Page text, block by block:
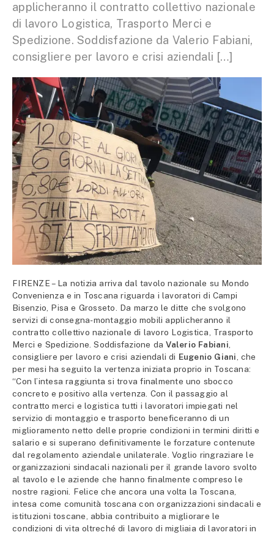
applicheranno il contratto collettivo nazionale
di lavoro Logistica, Trasporto Merci e
Spedizione. Soddisfazione da Valerio Fabiani,
consigliere per lavoro e crisi aziendali […]
FIRENZE – La notizia arriva dal tavolo nazionale su Mondo
Convenienza e in Toscana riguarda i lavoratori di Campi
Bisenzio, Pisa e Grosseto. Da marzo le ditte che svolgono
servizi di consegna-montaggio mobili applicheranno il
contratto collettivo nazionale di lavoro Logistica, Trasporto
Merci e Spedizione. Soddisfazione daValerio Fabiani
consigliere per lavoro e crisi aziendali di Eugenio Giani , che
per mesi ha seguito la vertenza iniziata proprio in Toscana:
“Con l’intesa raggiunta si trova finalmente uno sbocco
concreto e positivo alla vertenza. Con il passaggio al
contratto merci e logistica tutti i lavoratori impiegati nel
servizio di montaggio e trasporto beneficeranno di un
miglioramento netto delle proprie condizioni in termini diritti e
salario e si superano definitivamente le forzature contenute
dal regolamento aziendale unilaterale. Voglio ringraziare le
organizzazioni sindacali nazionali per il grande lavoro svolto
al tavolo e le aziende che hanno finalmente compreso le
nostre ragioni. Felice che ancora una volta la Toscana,
intesa come comunità toscana con organizzazioni sindacali e
istituzioni toscane, abbia contribuito a migliorare le
condizioni di vita oltreché di lavoro di migliaia di lavoratori in